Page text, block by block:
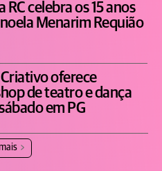
RC celebra os 15 anos
Menarim Requião
oferece
de teatro e dança
em PG